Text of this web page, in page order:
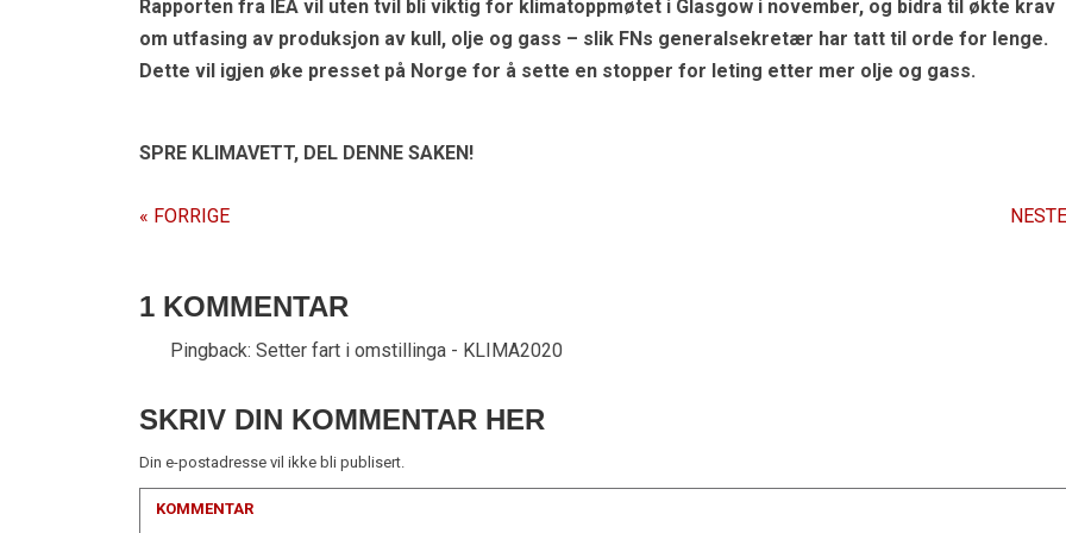
Rapporten fra IEA vil uten tvil bli viktig for klimatoppmøtet i Glasgow i november, og bidra til økte krav
om utfasing av produksjon av kull, olje og gass – slik FNs generalsekretær har tatt til orde for lenge.
Dette vil igjen øke presset på Norge for å sette en stopper for leting etter mer olje og gass.
SPRE KLIMAVETT, DEL DENNE SAKEN!
« FORRIGE
1 KOMMENTAR
Pingback: Setter fart i omstillinga - KLIMA2020
SKRIV DIN KOMMENTAR HER
Din e-postadresse vil ikke bli publisert.
KOMMENTAR